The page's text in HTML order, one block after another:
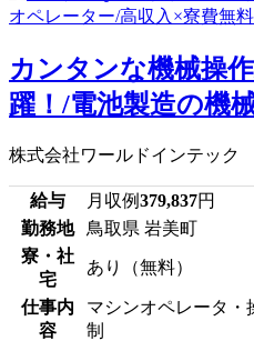
カンタンな機械操
躍！/電池製造の機
株式会社ワールドインテック
給与 月収例379,837円
勤務地
鳥取県 岩美町
寮・社
宅
あり（無料）
仕事内
容
マシンオペレータ・
制